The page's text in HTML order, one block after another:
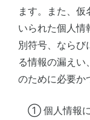
ます。また、
いられた個人情
別符号、なら
る情報の漏え
のために必要か
① 個人情報に